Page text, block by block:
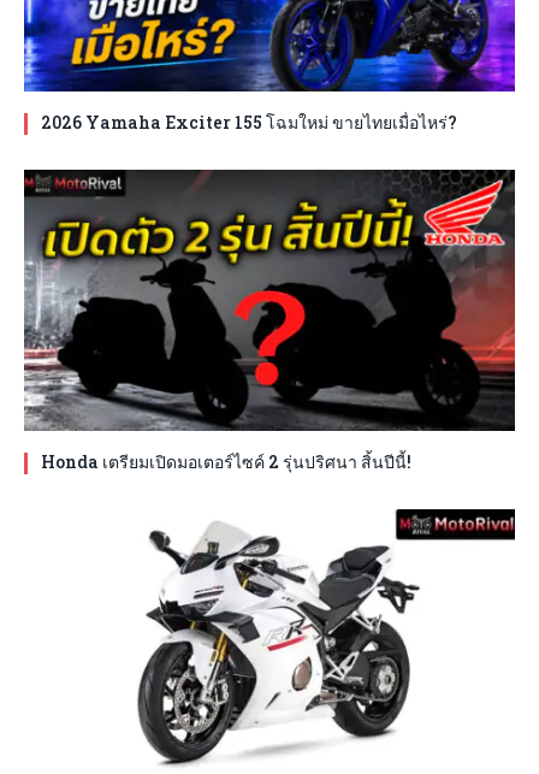
2026 Yamaha Exciter 155 โฉมใหม่ ขายไทยเมื่อไหร่?
Honda เตรียมเปิดมอเตอร์ไซค์ 2 รุ่นปริศนา สิ้นปีนี้!